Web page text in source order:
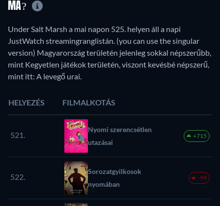
MA?
Under Salt Marsh a mai napon 525. helyen áll a napi
JustWatch streamingranglistán. (you can use the singular
version) Magyarország területén jelenleg sokkal népszerűbb,
mint Kegyetlen játékok területén, viszont kevésbé népszerű,
mint itt: A levegő urai.
HELYEZÉS FILMALKOTÁS
521.
Nyomi szerencsétlen
utazásai
+715
522.
Sorozatgyilkosok
nyomában
-99